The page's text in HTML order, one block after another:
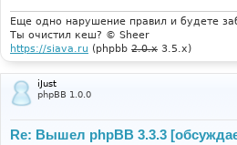
Еще одно нарушение правил и будете
Ты очистил кеш? © Sheer
https://siava.ru (phpbb 2.0.x 3.5.x)
iJust
phpBB 1.0.0
Re: Вышел phpBB 3.3.3